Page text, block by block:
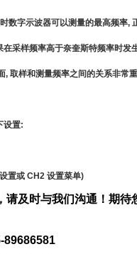
数字示波器可以测量的最高频率,
在采样频率高于奈奎斯特频率时发
取样和测量频率之间的关系非常重
设置:
置或 CH2 设置菜单)
请及时与我们沟通！期待